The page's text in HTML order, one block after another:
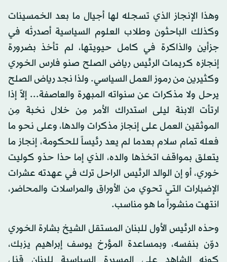
وهذا الإنجاز الذي تسجله لها أجيال ما بعد الخمسينات
وكذلك الباحثون وطلاب العلوم السياسية أصدرتْه في
جزأين والذاكرة في كامل حيويتها، لم تأخذ بضرورة
إنجازه كريمات الرئيس رياض الصلح صنو فارس الخوري
وكثيرين من رموز العمل السياسي. ولذا نجد رياض الصلح
يرحل ولا مذكرات عن سنواته المبهرة والعاصفة... إلاّ إذا
ارتأت الابنة ليلى استدراك الأمر مِن خلال نخبة مِن
الموثقين العمل على إنجاز مذكرات والدها، وعلى نحو ما
فعله تمام سلام بعدما لم يعد رئيساً للحكومة، إنجاز ما
يتعلق بمواقف اتخذها والده، الذي إما حذا حذو كوليت
خوري، أو إن الوالد الرئيس الراحل ترك في عهدته عشرات
الإضبارات التي تحوي من الأوراق والمراسلات والمحاضر،
انتهت منشوراً ما هو مناسب.
وحدْه الرئيس الأول للبنان المستقل الشيخ بشارة الخوري
دوّن بنفسه، وبمساعدة المؤرخ يوسف إبراهيم يزبك،